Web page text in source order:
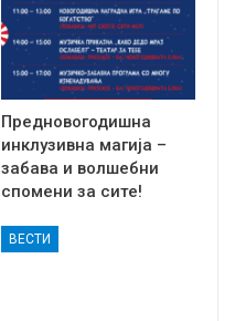
Предновогодишна
инклузивна магија –
забава и волшебни
спомени за сите!
ВЕСТИ